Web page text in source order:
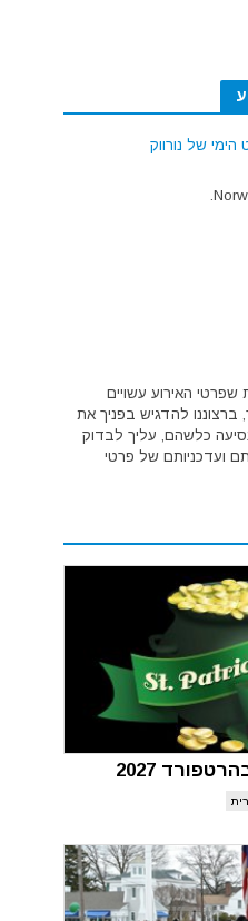
של נורווק
האירוע עשויים
ברצוננו להדגיש בפניך את
כלשהם, עליך לבדוק
ועדכניותם של פרטי
2027